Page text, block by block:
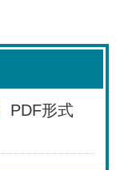
PDF形式